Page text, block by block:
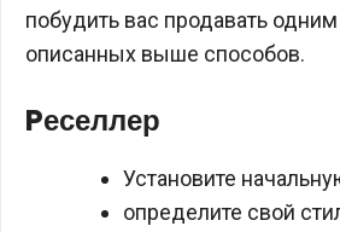
побудить вас продавать
описанных выше способов.
Pеселлер
Установите
определите свой